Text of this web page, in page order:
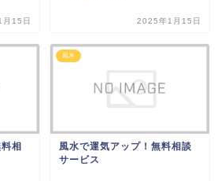
15日 2025年1月15日
相
風水
風水で運気アップ！無料相談
サービス